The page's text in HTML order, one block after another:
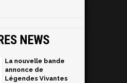
NEWS
La nouvelle bande
annonce de
Légendes Vivantes